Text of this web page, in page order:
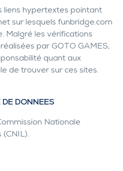
liens hypertextes pointant
sur lesquels funbridge.com
Malgré les vérifications
par GOTO GAMES,
quant aux
de trouver sur ces sites.
DONNEES
Nationale